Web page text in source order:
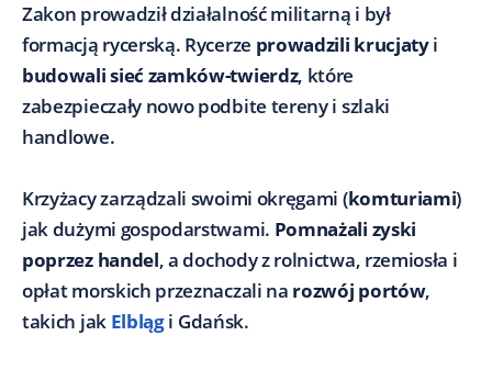
Zakon prowadził działalność militarną i był
formacją rycerską. Rycerze prowadzili krucjatyi
budowali sieć zamków-twierdz, które
zabezpieczały nowo podbite tereny i szlaki
handlowe.
Krzyżacy zarządzali swoimi okręgami (komturiami)
jak dużymi gospodarstwami. Pomnażali zyski
poprzez handel, a dochody z rolnictwa, rzemiosła i
opłat morskich przeznaczali na rozwój portów,
takich jak Elblągi Gdańsk.